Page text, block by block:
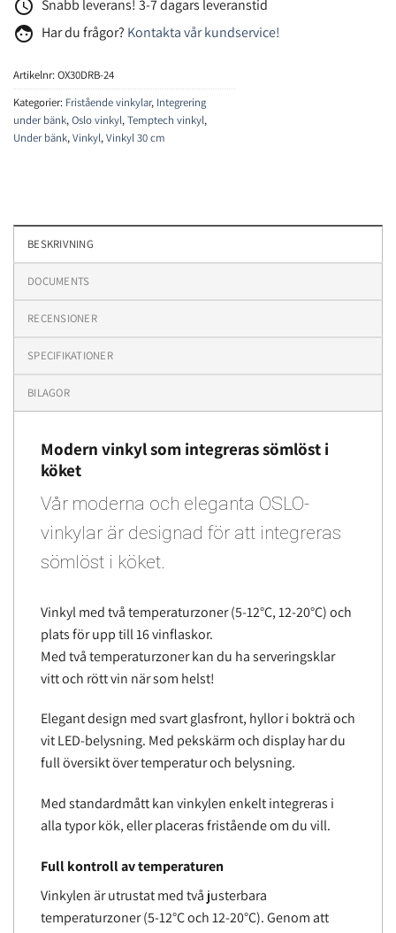
access_time Snabb leverans! 3-7 dagars leveranstid
face Har du frågor? Kontakta vår kundservice!
Artikelnr:OX30DRB-24
Kategorier: Fristående vinkylar, Integrering
under bänk,Oslo vinkyl,Temptech vinkyl,
Under bänk,Vinkyl,Vinkyl 30 cm
BESKRIVNING
DOCUMENTS
RECENSIONER
SPECIFIKATIONER
BILAGOR
Modern vinkyl som integreras sömlöst i
köket
Vår moderna och eleganta OSLO-
vinkylar är designad för att integreras
sömlöst i köket.
Vinkyl med två temperaturzoner (5-12°C, 12-20°C) och
plats för upp till 16 vinflaskor.
Med två temperaturzoner kan du ha serveringsklar
vitt och rött vin när som helst!
Elegant design med svart glasfront, hyllor i bokträ och
vit LED-belysning. Med pekskärm och display har du
full översikt över temperatur och belysning.
Med standardmått kan vinkylen enkelt integreras i
alla typor kök, eller placeras fristående om du vill.
Full kontroll av temperaturen
Vinkylen är utrustat med två justerbara
temperaturzoner (5-12°C och 12-20°C). Genom att